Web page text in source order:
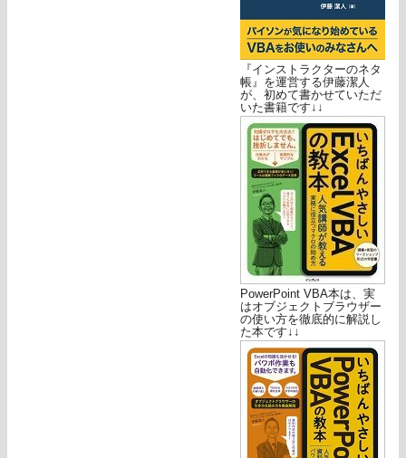
『インストラクターのネタ
帳』を運営する伊藤潔人
が、初めて書かせていただ
いた書籍です↓↓
PowerPoint VBA本は、実
はオブジェクトブラウザー
の使い方を徹底的に解説し
た本です↓↓